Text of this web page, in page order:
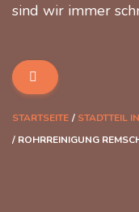
sind wir immer
STARTSEITE
STADTTEIL
ROHRREINIGUNG